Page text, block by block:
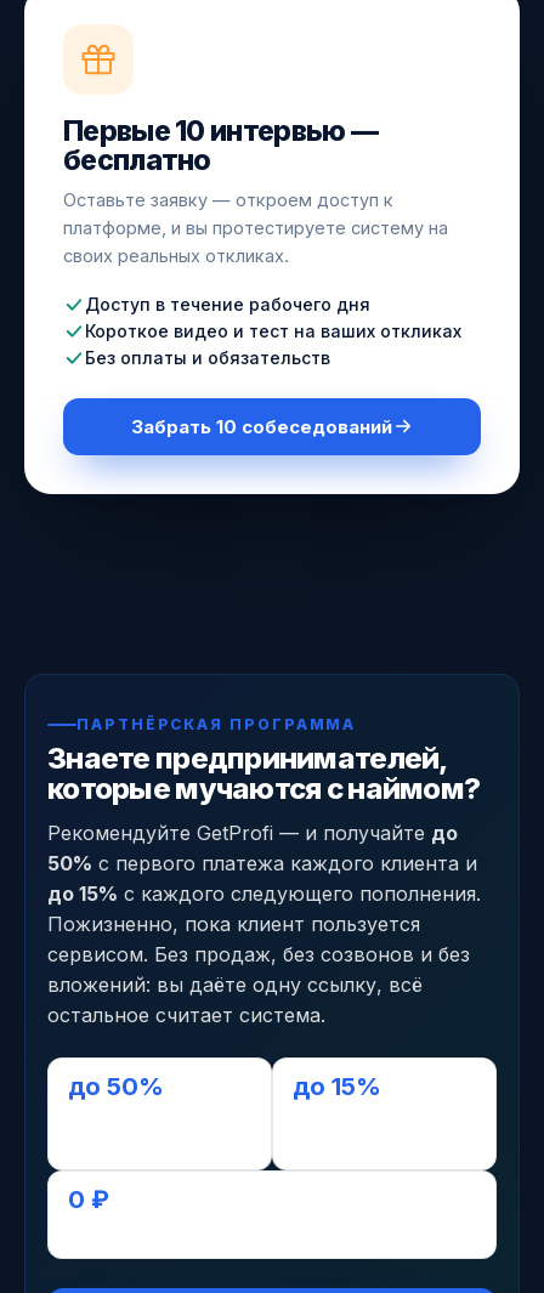
Первые 10 интервью —
бесплатно
Оставьте заявку — откроем доступ к
платформе, и вы протестируете систему на
своих реальных откликах.
Доступ в течение рабочего дня
Короткое видео и тест на ваших откликах
Без оплаты и обязательств
Забрать 10 собеседований
ПАРТНЁРСКАЯ ПРОГРАММА
Знаете предпринимателей,
которые мучаются с наймом?
Рекомендуйте GetProfi — и получайте до
50% с первого платежа каждого клиента и
до 15% с каждого следующего пополнения.
Пожизненно, пока клиент пользуется
сервисом. Без продаж, без созвонов и без
вложений: вы даёте одну ссылку, всё
остальное считает система.
до 50% до 15%
0 ₽